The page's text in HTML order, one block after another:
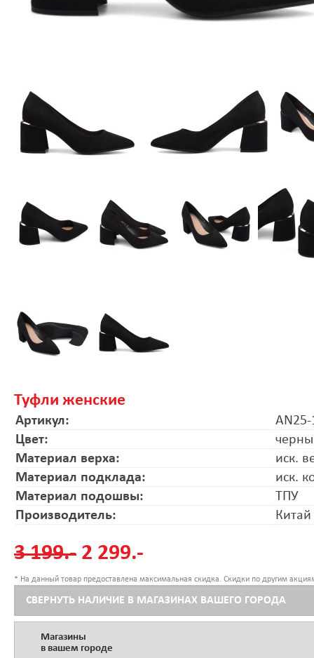
Туфли женские
Артикул:
AN25-
Цвет:
Материал верха:
иск.
Материал подклада:
иск.
Материал подошвы:
ТПУ
Производитель:
Китай
3 199.- 2 299.-
* На данный товар предоставлена максимальная скидка. Скидки по другим
СВЕРНУТЬ НАЛИЧИЕ В МАГАЗИНАХ ВАШЕГО ГОРОДА
Магазины
в вашем городе